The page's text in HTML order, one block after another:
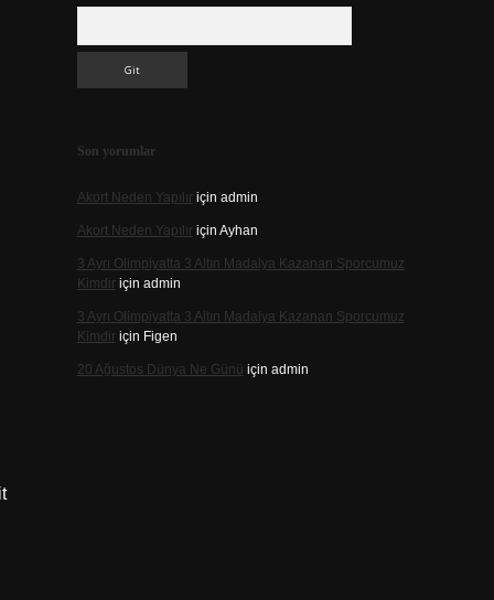
Son yorumlar
Akort Neden Yapılıriçin admin
Akort Neden Yapılıriçin Ayhan
3 Ayrı Olimpiyatta 3 Altın Madalya Kazanan Sporcumuz
Kimdiriçin admin
3 Ayrı Olimpiyatta 3 Altın Madalya Kazanan Sporcumuz
Kimdiriçin Figen
20 Ağustos Dünya Ne Günü için admin